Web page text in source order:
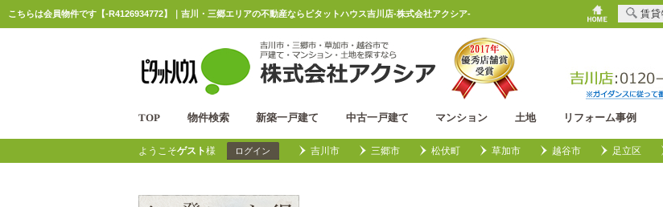
こちらは会員物件です【-R4126934772】｜吉川・三郷エリアの不動産ならピタットハウス吉川店-株式会社アクシア-
TOP 物件検索 新築一戸建て 中古一戸建て マンション 土地 リフォーム事例
ようこそゲスト様 ログイン 吉川市 三郷市 松伏町 草加市 越谷市 足立区
賃